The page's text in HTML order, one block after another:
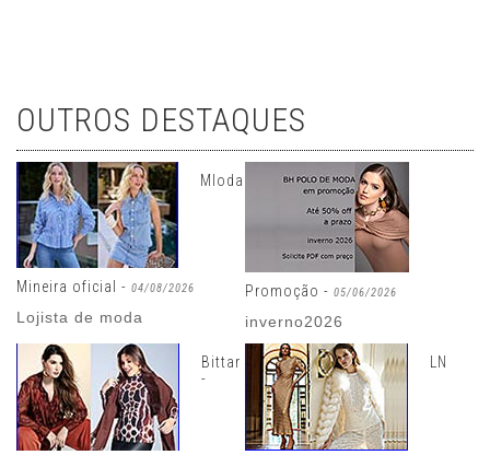
OUTROS DESTAQUES
Mloda
Mineira oficial - 04/08/2026
Lojista de moda
Promoção - 05/06/2026
inverno2026
Bittar
-
LN